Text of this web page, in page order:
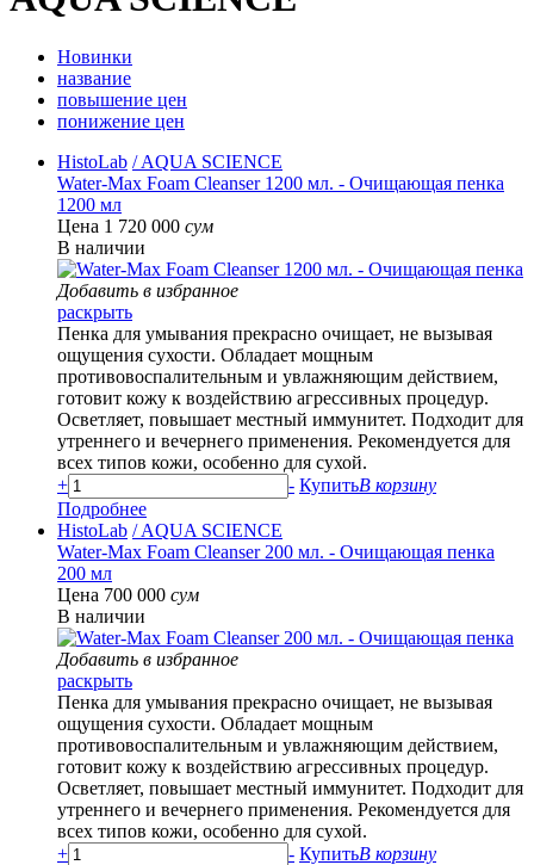
Новинки
название
повышение цен
понижение цен
HistoLab / AQUA SCIENCE
Water-Max Foam Cleanser 1200 мл. - Очищающая пенка
1200 мл
Цена 1 720 000 сум
В наличии
Добавить в избранное
раскрыть
Пенка для умывания прекрасно очищает, не вызывая
ощущения сухости. Обладает мощным
противовоспалительным и увлажняющим действием,
готовит кожу к воздействию агрессивных процедур.
Осветляет, повышает местный иммунитет. Подходит для
утреннего и вечернего применения. Рекомендуется для
всех типов кожи, особенно для сухой.
+
- КупитьВ корзину
Подробнее
HistoLab / AQUA SCIENCE
Water-Max Foam Cleanser 200 мл. - Очищающая пенка
200 мл
Цена 700 000 сум
В наличии
Добавить в избранное
раскрыть
Пенка для умывания прекрасно очищает, не вызывая
ощущения сухости. Обладает мощным
противовоспалительным и увлажняющим действием,
готовит кожу к воздействию агрессивных процедур.
Осветляет, повышает местный иммунитет. Подходит для
утреннего и вечернего применения. Рекомендуется для
всех типов кожи, особенно для сухой.
+
- КупитьВ корзину